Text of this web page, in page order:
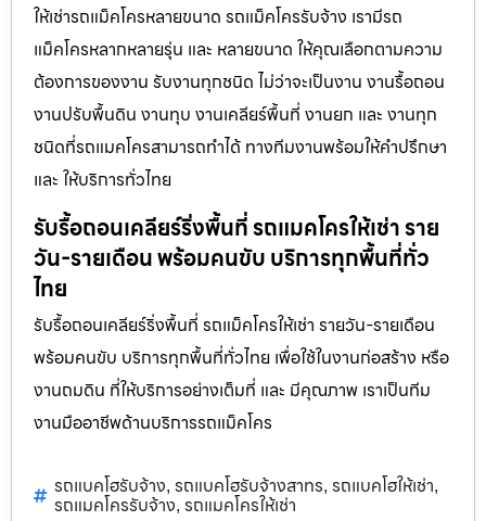
ให้เช่ารถแม็คโครหลายขนาด รถแม็คโครรับจ้าง เรามีรถ
แม็คโครหลากหลายรุ่น และ หลายขนาด ให้คุณเลือกตามความ
ต้องการของงาน รับงานทุกชนิด ไม่ว่าจะเป็นงาน งานรื้อถอน
งานปรับพื้นดิน งานทุบ งานเคลียร์พื้นที่ งานยก และ งานทุก
ชนิดที่รถแมคโครสามารถทำได้ ทางทีมงานพร้อมให้คำปรึกษา
และ ให้บริการทั่วไทย
รับรื้อถอนเคลียร์ริ่งพื้นที่ รถแมคโครให้เช่า ราย
วัน-รายเดือน พร้อมคนขับ บริการทุกพื้นที่ทั่ว
ไทย
รับรื้อถอนเคลียร์ริ่งพื้นที่ รถแม็คโครให้เช่า รายวัน-รายเดือน
พร้อมคนขับ บริการทุกพื้นที่ทั่วไทย เพื่อใช้ในงานก่อสร้าง หรือ
งานถมดิน ที่ให้บริการอย่างเต็มที่ และ มีคุณภาพ เราเป็นทีม
งานมืออาชีพด้านบริการรถแม็คโคร
รถแบคโฮรับจ้าง, รถแบคโฮรับจ้างสาทร, รถแบคโฮให้เช่า,
รถแมคโครรับจ้าง, รถแมคโครให้เช่า